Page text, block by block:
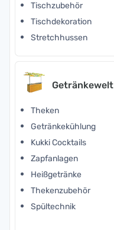
Tischzubehör
Tischdekoration
Stretchhussen
Getränkewelt
Theken
Getränkekühlung
Kukki Cocktails
Zapfanlagen
Heißgetränke
Thekenzubehör
Spültechnik